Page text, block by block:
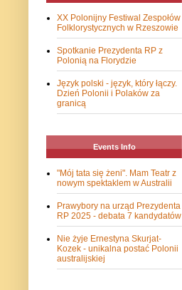
XX Polonijny Festiwal Zespołów
Folklorystycznych w Rzeszowie
Spotkanie Prezydenta RP z
Polonią na Florydzie
Język polski - język, który łączy.
Dzień Polonii i Polaków za
granicą
Events Info
"Mój tata się żeni". Mam Teatr z
nowym spektaklem w Australii
Prawybory na urząd Prezydenta
RP 2025 - debata 7 kandydatów
Nie żyje Ernestyna Skurjat-
Kozek - unikalna postać Polonii
australijskiej